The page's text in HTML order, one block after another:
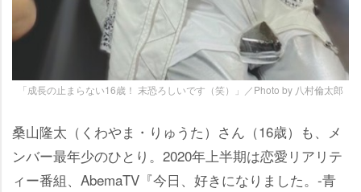
「成長の止まらない16歳！ 末恐ろしいです（笑）」／Photo by 八村倫太郎
桑山隆太（くわやま・りゅうた）さん（16歳）も、メ
ンバー最年少のひとり。2020年上半期は恋愛リアリテ
ィー番組、AbemaTV『今日、好きになりました。-青